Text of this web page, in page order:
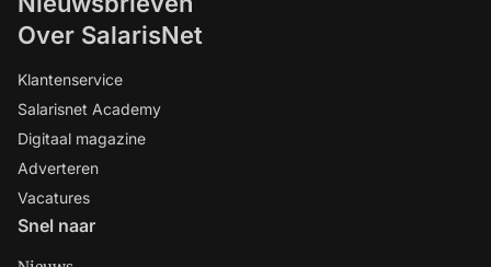
Over SalarisNet
Klantenservice
Salarisnet Academy
Digitaal magazine
Adverteren
Vacatures
Snel naar